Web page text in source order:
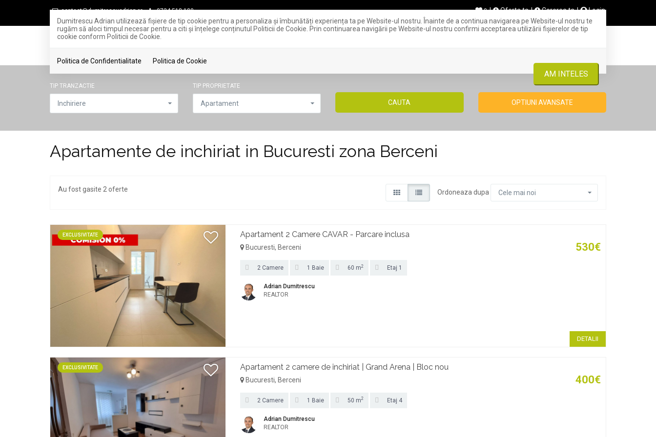
Dumitrescu Adrian utilizează fişiere de tip cookie pentru a personaliza și îmbunătăți experiența ta pe Website-ul nostru. Înainte de a continua navigarea pe Website-ul nostru te
rugăm să aloci timpul necesar pentru a citi și înțelege conținutul Politicii de Cookie. Prin continuarea navigării pe Website-ul nostru confirmi acceptarea utilizării fişierelor de tip
cookie conform Politicii de Cookie.
Politica de Confidentialitate Politica de Cookie
AM INTELES
contact@dumitrescuadrian.ro 0724.518.100 0 Oferta ta Cererea ta Login
TIP TRANZACTIE
Inchiriere
TIP PROPRIETATE
Apartament OPTIUNI AVANSATE
Apartamente de inchiriat in Bucuresti zona Berceni
Au fost gasite 2 oferte Ordoneaza dupa Cele mai noi
EXCLUSIVITATE Apartament 2 Camere CAVAR - Parcare inclusa
530€
Bucuresti, Berceni
2 Camere 1 Baie 60 m2 Etaj 1
Adrian Dumitrescu
REALTOR
DETALII
EXCLUSIVITATE Apartament 2 camere de închiriat | Grand Arena | Bloc nou
400€
Bucuresti, Berceni
2 Camere 1 Baie 50 m2 Etaj 4
Adrian Dumitrescu
REALTOR